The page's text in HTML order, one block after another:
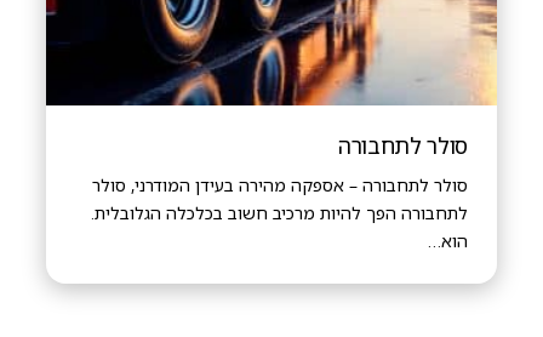
סולר לתחבורה
סולר לתחבורה – אספקה מהירה בעידן המודרני, סולר
לתחבורה הפך להיות מרכיב חשוב בכלכלה הגלובלית.
הוא…